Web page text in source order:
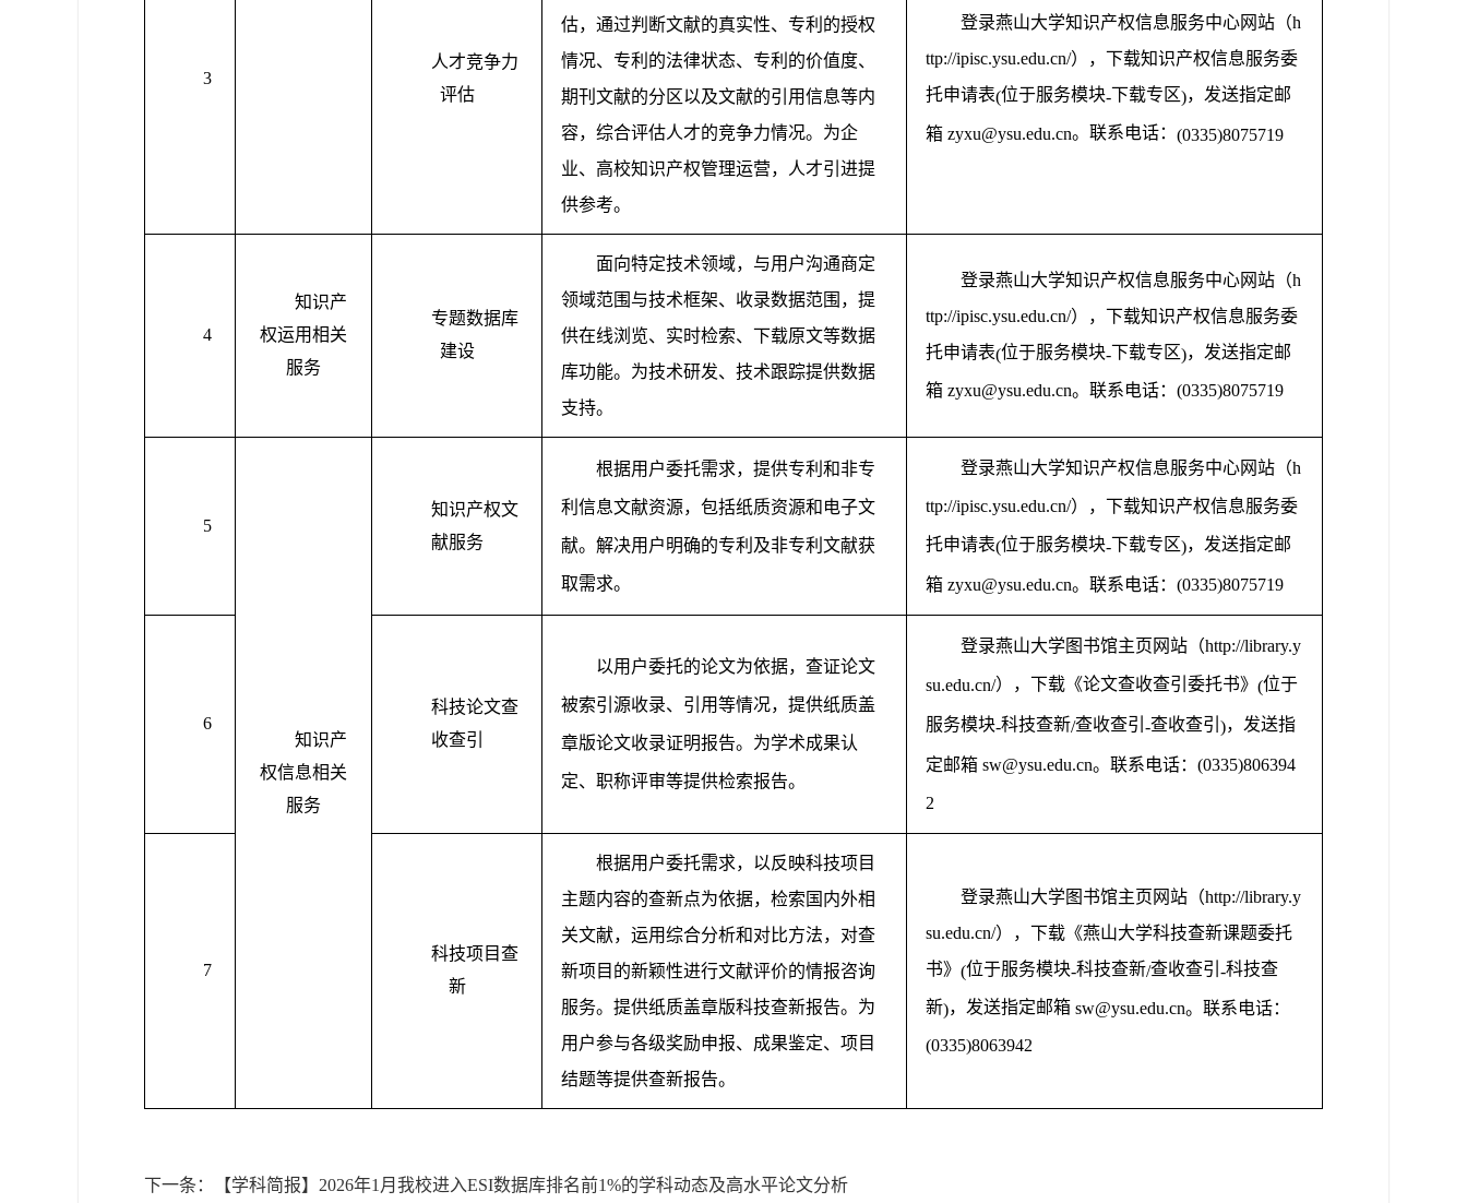
3
人才竞争力
评估
估，通过判断文献的真实性、专利的授权
情况、专利的法律状态、专利的价值度、
期刊文献的分区以及文献的引用信息等内
容，综合评估人才的竞争力情况。为企
业、高校知识产权管理运营，人才引进提
供参考。
登录燕山大学知识产权信息服务中心网站（h
ttp://ipisc.ysu.edu.cn/），下载知识产权信息服务委
托申请表(位于服务模块-下载专区)，发送指定邮
箱 zyxu@ysu.edu.cn。联系电话： (0335)8075719
4
知识产
权运用相关
服务
专题数据库
建设
面向特定技术领域，与用户沟通商定
领域范围与技术框架、收录数据范围，提
供在线浏览、实时检索、下载原文等数据
库功能。为技术研发、技术跟踪提供数据
支持。
登录燕山大学知识产权信息服务中心网站（h
ttp://ipisc.ysu.edu.cn/），下载知识产权信息服务委
托申请表(位于服务模块-下载专区)，发送指定邮
箱 zyxu@ysu.edu.cn。联系电话： (0335)8075719
5
知识产
权信息相关
服务
知识产权文
献服务
根据用户委托需求，提供专利和非专
利信息文献资源，包括纸质资源和电子文
献。解决用户明确的专利及非专利文献获
取需求。
登录燕山大学知识产权信息服务中心网站（h
ttp://ipisc.ysu.edu.cn/），下载知识产权信息服务委
托申请表(位于服务模块-下载专区)，发送指定邮
箱 zyxu@ysu.edu.cn。联系电话： (0335)8075719
6
科技论文查
收查引
以用户委托的论文为依据，查证论文
被索引源收录、引用等情况，提供纸质盖
章版论文收录证明报告。为学术成果认
定、职称评审等提供检索报告。
登录燕山大学图书馆主页网站（http://library.y
su.edu.cn/），下载《论文查收查引委托书》 (位于
服务模块-科技查新/查收查引 -查收查引 )，发送指
定邮箱 sw@ysu.edu.cn。联系电话： (0335)806394
2
7
科技项目查
新
根据用户委托需求，以反映科技项目
主题内容的查新点为依据，检索国内外相
关文献，运用综合分析和对比方法，对查
新项目的新颖性进行文献评价的情报咨询
服务。提供纸质盖章版科技查新报告。为
用户参与各级奖励申报、成果鉴定、项目
结题等提供查新报告。
登录燕山大学图书馆主页网站（http://library.y
su.edu.cn/），下载《燕山大学科技查新课题委托
书》 (位于服务模块-科技查新/查收查引 -科技查
新)，发送指定邮箱 sw@ysu.edu.cn。联系电话：
(0335)8063942
下一条： 【学科简报】2026年1月我校进入ESI数据库排名前1%的学科动态及高水平论文分析